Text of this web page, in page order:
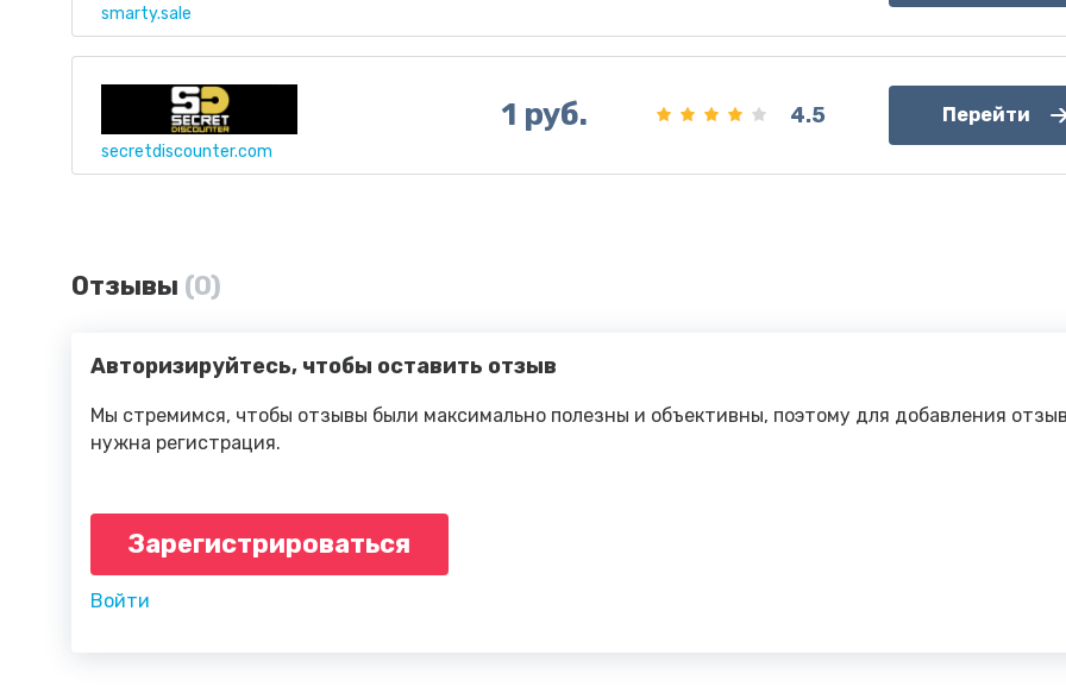
smarty.sale
secretdiscounter.com
1 руб. 4.5 Перейти
Отзывы (0)
Авторизируйтесь, чтобы оставить отзыв
Мы стремимся, чтобы отзывы были максимально полезны и объективны, поэтому для добавления
нужна регистрация.
Зарегистрироваться
Войти